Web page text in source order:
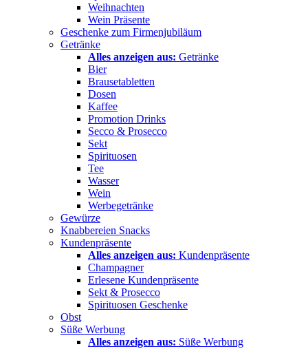
Weihnachten
Wein Präsente
Geschenke zum Firmenjubiläum
Getränke
Alles anzeigen aus: Getränke
Bier
Brausetabletten
Dosen
Kaffee
Promotion Drinks
Secco & Prosecco
Sekt
Spirituosen
Tee
Wasser
Wein
Werbegetränke
Gewürze
Knabbereien Snacks
Kundenpräsente
Alles anzeigen aus: Kundenpräsente
Champagner
Erlesene Kundenpräsente
Sekt & Prosecco
Spirituosen Geschenke
Obst
Süße Werbung
Alles anzeigen aus: Süße Werbung